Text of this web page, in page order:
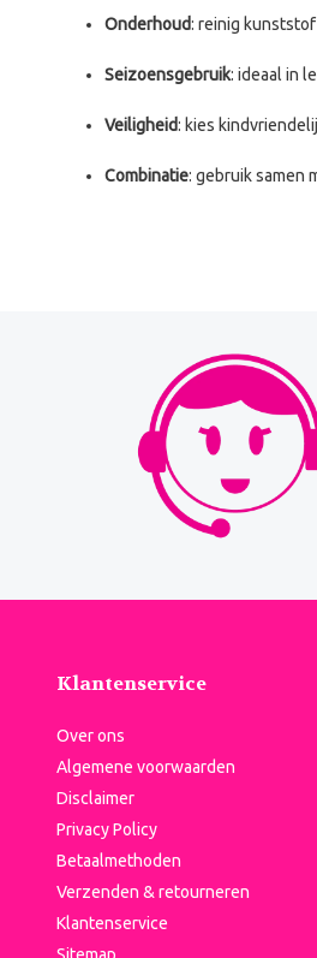
Onderhoud: reinig
Seizoensgebruik: ideaal in
Veiligheid: kies
Combinatie: gebruik samen
Klantenservice
Over ons
Algemene voorwaarden
Disclaimer
Privacy Policy
Betaalmethoden
Verzenden & retourneren
Klantenservice